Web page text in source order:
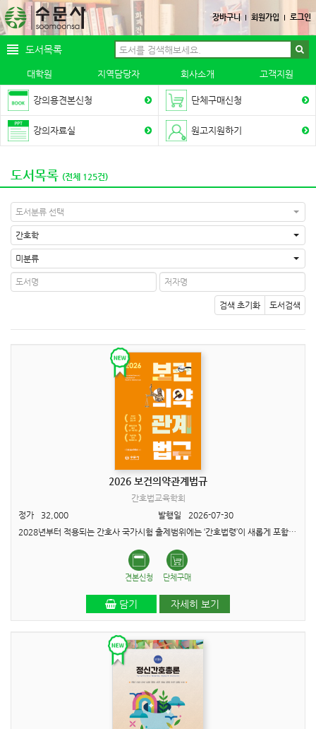
장바구니 회원가입 로그인
도서목록
대학원 지역담당자 회사소개 고객지원
강의용견본신청 단체구매신청
강의자료실 원고지원하기
도서목록 (전체 125건)
도서분류 선택
간호학
미분류
검색 초기화 도서검색
2026 보건의약관계법규
간호법교육학회
정가
32,000 발행일
2026-07-30
2028년부터 적용되는 간호사 국가시험 출제범위에는 ‘간호법령’이 새롭게 포함됩니다. 또한 국가시험이 임상 직무 중심의 통합평가 체계로 전면 개편됨에 따라, 보건의료관계법규 영역 역시 단순..
견본신청 단체구매
담기 자세히 보기